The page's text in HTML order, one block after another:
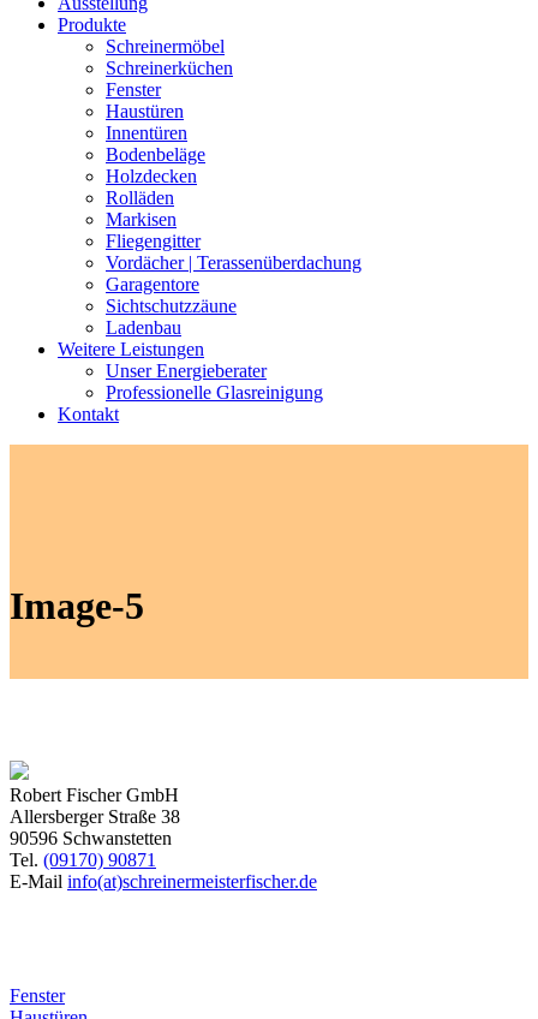
Produkte
Schreinermöbel
Schreinerküchen
Fenster
Haustüren
Innentüren
Bodenbeläge
Holzdecken
Rolläden
Markisen
Fliegengitter
Vordächer | Terassenüberdachung
Garagentore
Sichtschutzzäune
Ladenbau
Weitere Leistungen
Unser Energieberater
Professionelle Glasreinigung
Kontakt
Image-5
Robert Fischer GmbH
Allersberger Straße 38
90596 Schwanstetten
Tel. (09170) 90871
E-Mail info(at)schreinermeisterfischer.de
Fenster